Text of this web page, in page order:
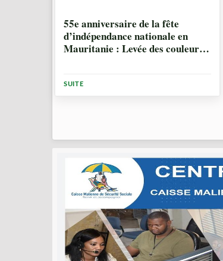
55e anniversaire de la fête
d’indépendance nationale en
Mauritanie : Levée des couleurs
SUITE